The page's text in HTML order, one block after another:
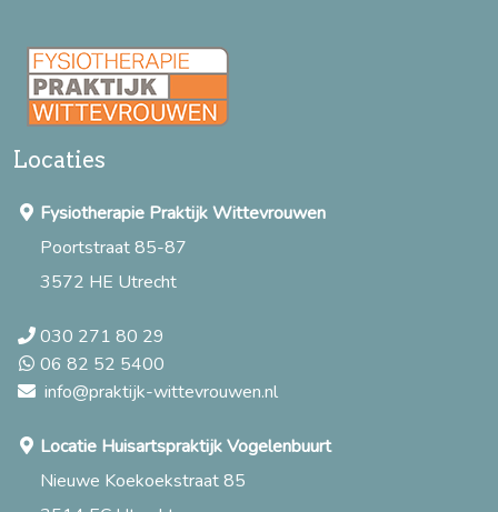
Locaties
Fysiotherapie Praktijk Wittevrouwen
Poortstraat 85-87
3572 HE Utrecht
030 271 80 29
06 82 52 5400
info@praktijk-wittevrouwen.nl
Locatie Huisartspraktijk Vogelenbuurt
Nieuwe Koekoekstraat 85